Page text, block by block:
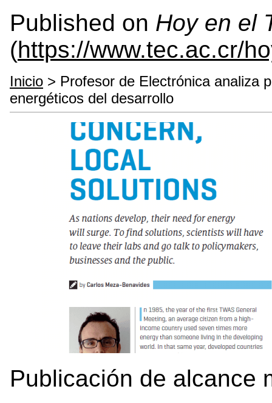
Published on Hoy en el
(https://www.tec.ac.cr/
Inicio > Profesor de Electrónica analiza
energéticos del desarrollo
Publicación de alcance